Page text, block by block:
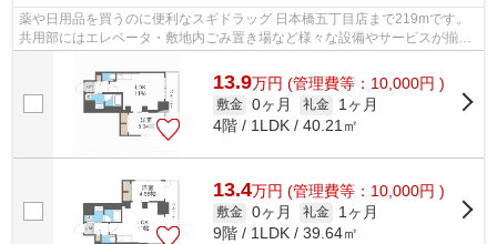
薬や日用品を買うのに便利なスギドラッグ 日本橋五丁目店まで219mです。
共用部にはエレベータ・敷地内ごみ置き場など様々な設備やサービスが揃っ
ているので便利です。デザイナーズ物件...
13.9万円 (管理費等：10,000円 )
敷金 0ヶ月 礼金
1ヶ月
4階 / 1LDK / 40.21㎡
13.4万円 (管理費等：10,000円 )
敷金 0ヶ月 礼金
1ヶ月
9階 / 1LDK / 39.64㎡